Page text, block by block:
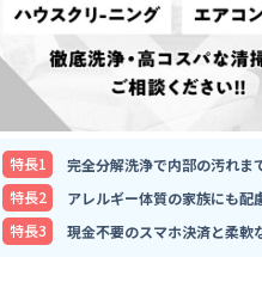
特⻑1
完全分解洗浄で内部の汚れま
特⻑2
アレルギー体質の家族にも配
特⻑3
現金不要のスマホ決済と柔軟